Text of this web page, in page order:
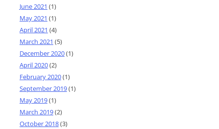
June 2021 (1)
May 2021 (1)
April 2021 (4)
March 2021 (5)
December 2020(1)
April 2020(2)
February 2020(1)
September 2019(1)
May 2019(1)
March 2019(2)
October 2018(3)